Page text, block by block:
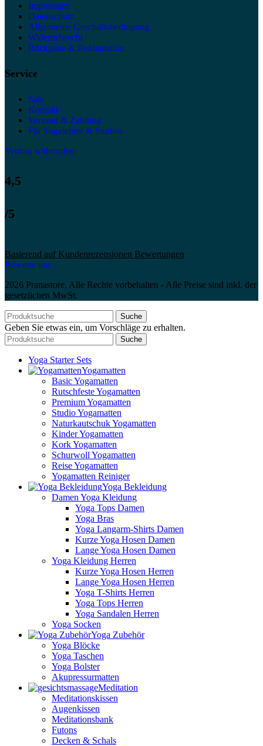
Impressum
Datenschutz
Allgemeine Geschäftsbedingung
Widerrufsrecht
Rückgabe & Reklamation
Service
Sale
Kontakt
Versand & Zahlung
Für Yogalehrer & Studios
Vertrag widerrufen
4,5
/5
Basierend auf Kundenrezensionen Bewertungen
Bewerte uns
2026 Pranastore. Alle Rechte vorbehalten - Alle Preise sind inkl. der
gesetzlichen MwSt.
Suche
Geben Sie etwas ein, um Vorschläge zu erhalten.
Suche
Yoga Starter Sets
Yogamatten
Basic Yogamatten
Rutschfeste Yogamatten
Premium Yogamatten
Studio Yogamatten
Naturkautschuk Yogamatten
Kinder Yogamatten
Kork Yogamatten
Schurwoll Yogamatten
Reise Yogamatten
Yogamatten Reiniger
Yoga Bekleidung
Damen Yoga Kleidung
Yoga Tops Damen
Yoga Bras
Yoga Langarm-Shirts Damen
Kurze Yoga Hosen Damen
Lange Yoga Hosen Damen
Yoga Kleidung Herren
Kurze Yoga Hosen Herren
Lange Yoga Hosen Herren
Yoga T-Shirts Herren
Yoga Tops Herren
Yoga Sandalen Herren
Yoga Socken
Yoga Zubehör
Yoga Blöcke
Yoga Taschen
Yoga Bolster
Akupressurmatten
Meditation
Meditationskissen
Augenkissen
Meditationsbank
Futons
Decken & Schals